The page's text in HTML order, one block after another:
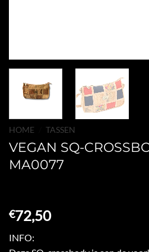
HOME TASSEN
VEGAN SQ-
MA0077
€72,50
INFO: